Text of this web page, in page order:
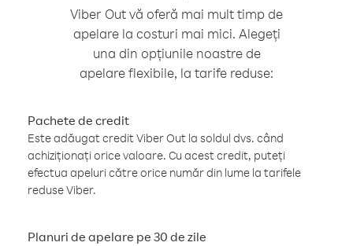
Viber Out vă oferă mai mult timp de
apelare la costuri mai mici. Alegeți
una din opțiunile noastre de
apelare flexibile, la tarife reduse:
Pachete de credit
Este adăugat credit Viber Out la soldul dvs. când
achiziționați orice valoare. Cu acest credit, puteți
efectua apeluri către orice număr din lume la tarifele
reduse Viber.
Planuri de apelare pe 30 de zile